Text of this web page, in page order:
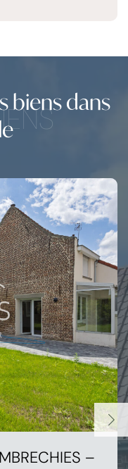
biens dans
–